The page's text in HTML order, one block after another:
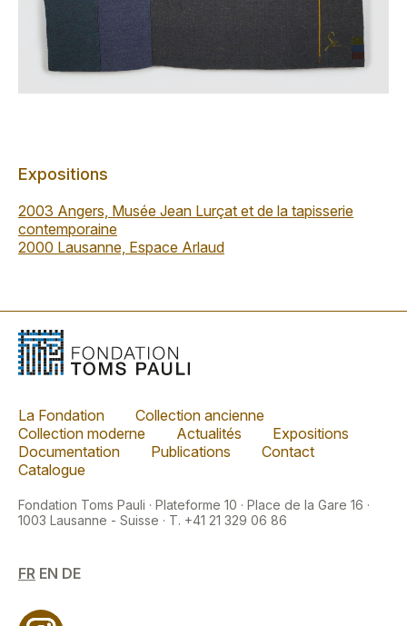
Expositions
2003 Angers, Musée Jean Lurçat et de la tapisserie
contemporaine
2000 Lausanne, Espace Arlaud
La Fondation
Collection ancienne
Collection moderne
Actualités
Expositions
Documentation
Publications
Contact
Catalogue
Fondation Toms Pauli · Plateforme 10 · Place de la Gare 16 ·
1003 Lausanne - Suisse · T. +41 21 329 06 86
FR EN DE